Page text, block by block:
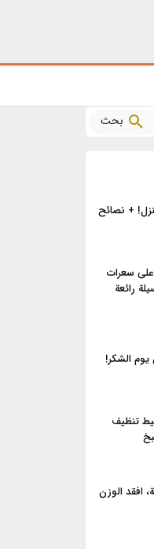
بحث
+ نصائح
على سعرات
رائعة
الشكر!
تنظيف
افقد الوزن